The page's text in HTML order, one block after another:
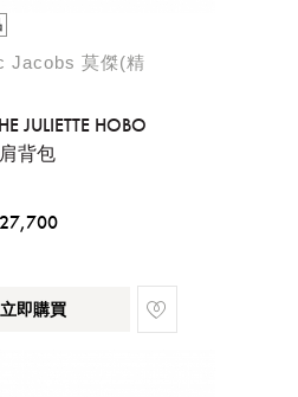
Jacobs 莫傑(精
JULIETTE HOBO
背包
立即購買